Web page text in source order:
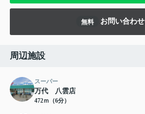
無料 お問い合わせ
周辺施設
スーパー
万代 八雲店
472ｍ（6分）